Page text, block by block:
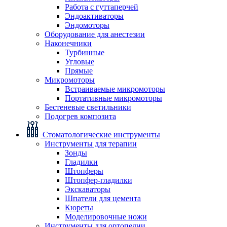
Работа с гуттаперчей
Эндоактиваторы
Эндомоторы
Оборудование для анестезии
Наконечники
Турбинные
Угловые
Прямые
Микромоторы
Встраиваемые микромоторы
Портативные микромоторы
Бестеневые светильники
Подогрев композита
Стоматологические инструменты
Инструменты для терапии
Зонды
Гладилки
Штопферы
Штопфер-гладилки
Экскаваторы
Шпатели для цемента
Кюреты
Моделировочные ножи